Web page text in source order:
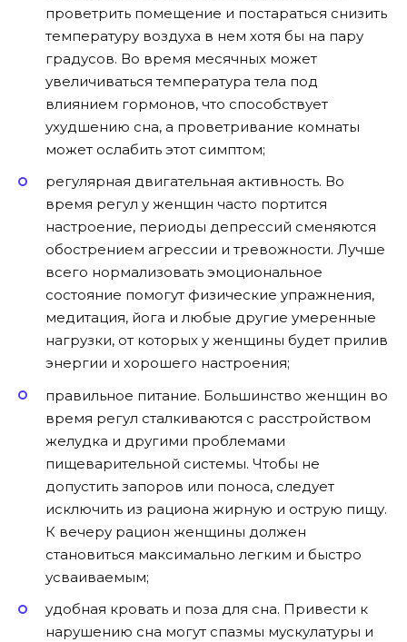
проветрить помещение и постараться снизить
температуру воздуха в нем хотя бы на пару
градусов. Во время месячных может
увеличиваться температура тела под
влиянием гормонов, что способствует
ухудшению сна, а проветривание комнаты
может ослабить этот симптом;
регулярная двигательная активность. Во
время регул у женщин часто портится
настроение, периоды депрессий сменяются
обострением агрессии и тревожности. Лучше
всего нормализовать эмоциональное
состояние помогут физические упражнения,
медитация, йога и любые другие умеренные
нагрузки, от которых у женщины будет прилив
энергии и хорошего настроения;
правильное питание. Большинство женщин во
время регул сталкиваются с расстройством
желудка и другими проблемами
пищеварительной системы. Чтобы не
допустить запоров или поноса, следует
исключить из рациона жирную и острую пищу.
К вечеру рацион женщины должен
становиться максимально легким и быстро
усваиваемым;
удобная кровать и поза для сна. Привести к
нарушению сна могут спазмы мускулатуры и